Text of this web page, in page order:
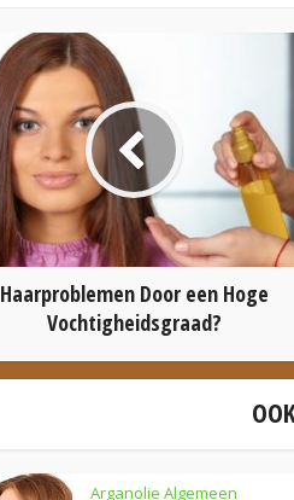
Haarproblemen Door een Hoge
Vochtigheidsgraad?
Arganolie Algemeen